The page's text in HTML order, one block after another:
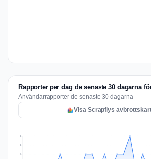
Rapporter per dag de senaste 30 dagarna
Användarrapporter de senaste 30 dagarna
Visa Scrapflys
1
2
2